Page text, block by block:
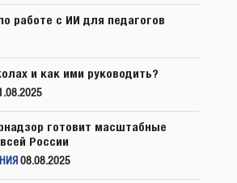
работе с ИИ для педагогов
и как ими руководить?
готовит масштабные
России
08.08.2025